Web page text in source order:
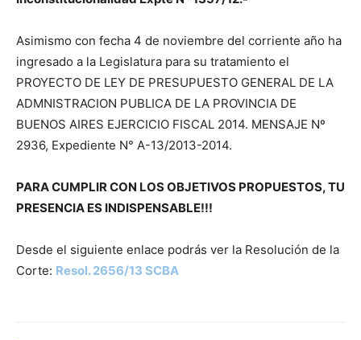
Asimismo con fecha 4 de noviembre del corriente año ha
ingresado a la Legislatura para su tratamiento el
PROYECTO DE LEY DE PRESUPUESTO GENERAL DE LA
ADMNISTRACION PUBLICA DE LA PROVINCIA DE
BUENOS AIRES EJERCICIO FISCAL 2014. MENSAJE Nº
2936, Expediente N° A-13/2013-2014.
PARA CUMPLIR CON LOS OBJETIVOS PROPUESTOS, TU
PRESENCIA ES INDISPENSABLE!!!
Desde el siguiente enlace podrás ver la Resolución de la
Corte: Resol. 2656/13 SCBA